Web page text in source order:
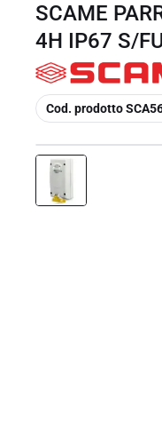
SCAME
4H IP67 S/
copia
Cod. prodotto